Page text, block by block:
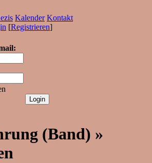
Kalender Kontakt
[Registrieren]
(Band) »